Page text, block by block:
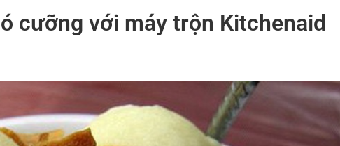
cưỡng với máy trộn Kitchenaid